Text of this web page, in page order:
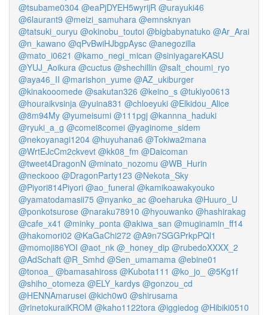
@tsubame0304 @eaPjDYEH5wyrijR @urayuki46
@6laurant9 @meizi_samuhara @emnsknyan
@tatsuki_ouryu @okinobu_toutoi @bigbabynatuko @Ar_Arai
@n_kawano @qPvBwiHJbgpAysc @anegozilla
@mato_i0621 @kamo_negi_mican @siniyagareKASU
@YUJ_Aoikura @cuctus @shechillin @salt_choumi_ryo
@aya46_II @marishon_yume @AZ_ukiburger
@kinakooomede @sakutan326 @keino_s @tukiyo0613
@houraikvsinja @yuina831 @chloeyuki @Elkidou_Alice
@8m94My @yumeisumi @111pgj @kannna_haduki
@ryuki_a_g @comei8comei @yaginome_sidem
@nekoyanagi1204 @huyuhana6 @Tokiwa2mana
@WrtEJcCm2ckvevt @kk08_fm @Daicoman
@tweet4DragonN @minato_nozomu @WB_Hurin
@neckooo @DragonParty123 @Nekota_Sky
@Piyori814Piyori @ao_funeral @kamikoawakyouko
@yamatodamasii75 @nyanko_ac @oeharuka @Huuro_U
@ponkotsurose @naraku78910 @hyouwanko @hashirakag
@cafe_x41 @minky_ponta @akiwa_san @muginamin_ff14
@hakomori02 @KaGaChi272 @A9n7SGGPrkpPQl1
@momoji86YOI @aot_nk @_honey_dip @rubedoXXXX_2
@AdSchaft @R_Smhd @Sen_umamama @ebine01
@tonoa_ @bamasahiross @Kubota111 @ko_jo_
@5Kg1f
@shiho_otomeza @ELY_kardys @gonzou_cd
@HENNAmarusei @kich0w0 @shirusama
@rinetokuraiKROM @kaho1122tora @iggiedog @Hibiki0510